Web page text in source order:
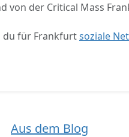
von der Critical Mass
du für Frankfurtsoziale
Aus dem Blog